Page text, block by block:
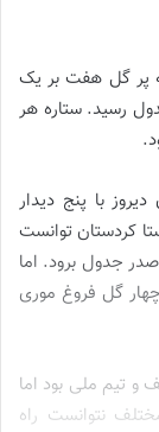
پر گل هفت بر یک
به صدر جدول رسید. ستاره هر
با پنج دیدار
کردستان توانست
جدول برود. اما
گل فروغ موری
تیم‌ ملی بود اما
نتوانست راه